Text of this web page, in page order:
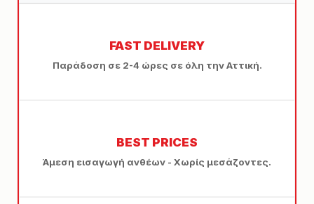
FAST DELIVERY
Παράδοση σε 2-4 ώρες σε όλη την Αττική.
BEST PRICES
Άμεση εισαγωγή ανθέων - Χωρίς μεσάζοντες.